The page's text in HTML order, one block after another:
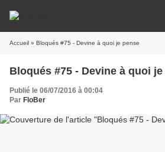
Accueil » Bloqués #75 - Devine à quoi je pense
Bloqués #75 - Devine à quoi
Publié le 06/07/2016 à 00:04
Par FloBer